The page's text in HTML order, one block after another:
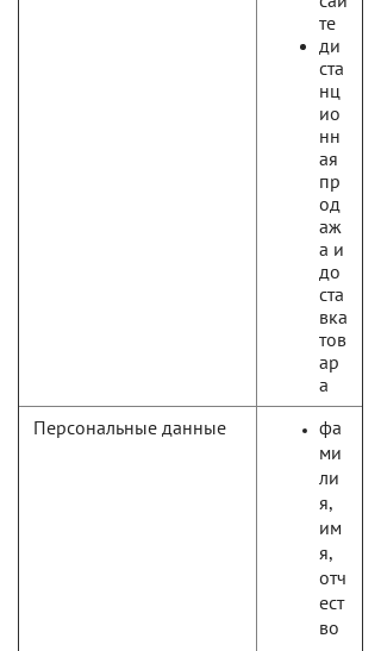
те
ди
ста
нц
ио
нн
ая
пр
од
аж
а и
до
ста
вка
тов
ар
а
Персональные данные
фа
ми
ли
я,
им
я,
отч
ест
во